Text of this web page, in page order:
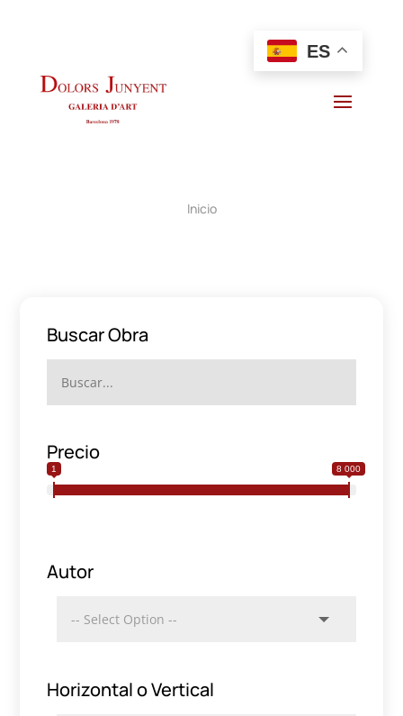
ES
Inicio
Buscar Obra
Precio
1 8 000
Autor
Horizontal o Vertical